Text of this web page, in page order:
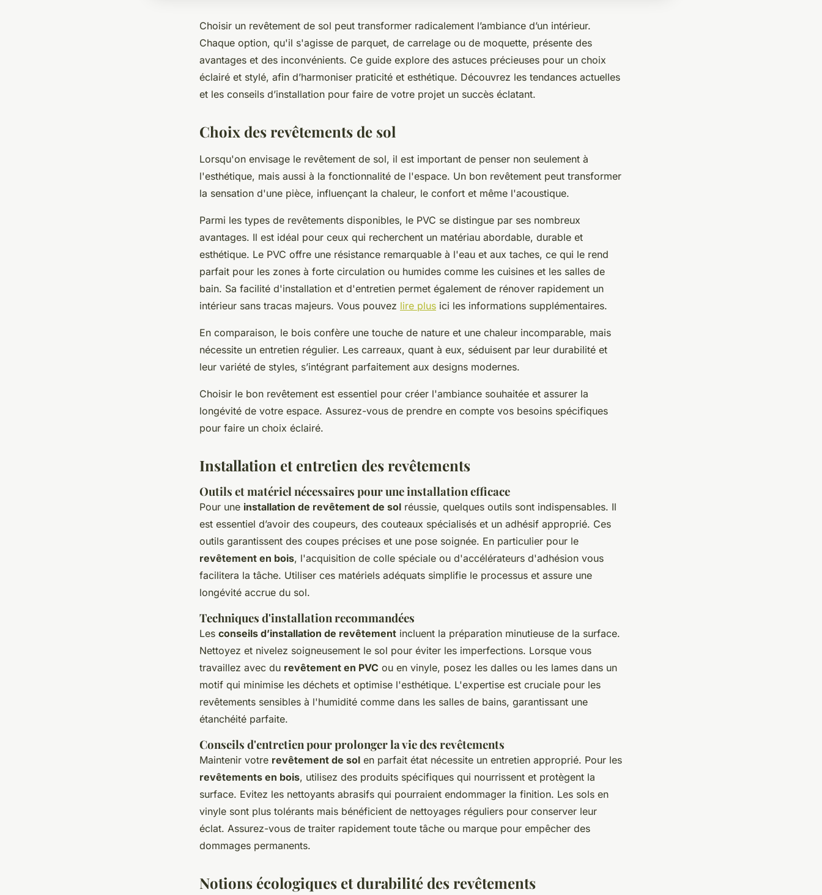
Choisir un revêtement de sol peut transformer radicalement l’ambiance d’un intérieur.
Chaque option, qu'il s'agisse de parquet, de carrelage ou de moquette, présente des
avantages et des inconvénients. Ce guide explore des astuces précieuses pour un choix
éclairé et stylé, afin d’harmoniser praticité et esthétique. Découvrez les tendances actuelles
et les conseils d’installation pour faire de votre projet un succès éclatant.
Choix des revêtements de sol
Lorsqu'on envisage le revêtement de sol, il est important de penser non seulement à
l'esthétique, mais aussi à la fonctionnalité de l'espace. Un bon revêtement peut transformer
la sensation d'une pièce, influençant la chaleur, le confort et même l'acoustique.
Parmi les types de revêtements disponibles, le PVC se distingue par ses nombreux
avantages. Il est idéal pour ceux qui recherchent un matériau abordable, durable et
esthétique. Le PVC offre une résistance remarquable à l'eau et aux taches, ce qui le rend
parfait pour les zones à forte circulation ou humides comme les cuisines et les salles de
bain. Sa facilité d'installation et d'entretien permet également de rénover rapidement un
intérieur sans tracas majeurs. Vous pouvez lire plus ici les informations supplémentaires.
En comparaison, le bois confère une touche de nature et une chaleur incomparable, mais
nécessite un entretien régulier. Les carreaux, quant à eux, séduisent par leur durabilité et
leur variété de styles, s’intégrant parfaitement aux designs modernes.
Choisir le bon revêtement est essentiel pour créer l'ambiance souhaitée et assurer la
longévité de votre espace. Assurez-vous de prendre en compte vos besoins spécifiques
pour faire un choix éclairé.
Installation et entretien des revêtements
Outils et matériel nécessaires pour une installation efficace
Pour une installation de revêtement de sol réussie, quelques outils sont indispensables. Il
est essentiel d’avoir des coupeurs, des couteaux spécialisés et un adhésif approprié. Ces
outils garantissent des coupes précises et une pose soignée. En particulier pour le
revêtement en bois, l'acquisition de colle spéciale ou d'accélérateurs d'adhésion vous
facilitera la tâche. Utiliser ces matériels adéquats simplifie le processus et assure une
longévité accrue du sol.
Techniques d'installation recommandées
Les conseils d’installation de revêtement incluent la préparation minutieuse de la surface.
Nettoyez et nivelez soigneusement le sol pour éviter les imperfections. Lorsque vous
travaillez avec du revêtement en PVC ou en vinyle, posez les dalles ou les lames dans un
motif qui minimise les déchets et optimise l'esthétique. L'expertise est cruciale pour les
revêtements sensibles à l'humidité comme dans les salles de bains, garantissant une
étanchéité parfaite.
Conseils d'entretien pour prolonger la vie des revêtements
Maintenir votre revêtement de sol en parfait état nécessite un entretien approprié. Pour les
revêtements en bois, utilisez des produits spécifiques qui nourrissent et protègent la
surface. Evitez les nettoyants abrasifs qui pourraient endommager la finition. Les sols en
vinyle sont plus tolérants mais bénéficient de nettoyages réguliers pour conserver leur
éclat. Assurez-vous de traiter rapidement toute tâche ou marque pour empêcher des
dommages permanents.
Notions écologiques et durabilité des revêtements